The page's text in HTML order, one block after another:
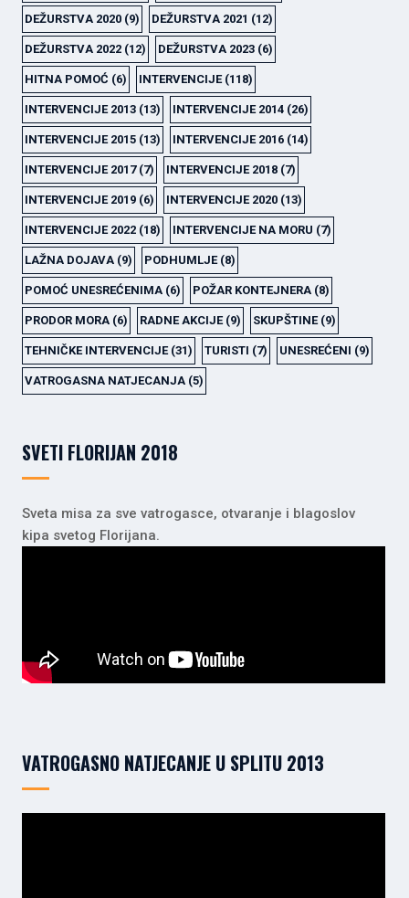
DEŽURSTVA 2020 (9) DEŽURSTVA 2021 (12)
DEŽURSTVA 2022 (12) DEŽURSTVA 2023 (6)
HITNA POMOĆ (6) INTERVENCIJE(118)
INTERVENCIJE 2013 (13) INTERVENCIJE 2014 (26)
INTERVENCIJE 2015 (13) INTERVENCIJE 2016 (14)
INTERVENCIJE 2017(7) INTERVENCIJE 2018 (7)
INTERVENCIJE 2019 (6) INTERVENCIJE 2020 (13)
INTERVENCIJE 2022 (18) INTERVENCIJE NA MORU (7)
LAŽNA DOJAVA (9) PODHUMLJE(8)
POMOĆ UNESREĆENIMA (6) POŽAR KONTEJNERA (8)
PRODOR MORA (6) RADNE AKCIJE(9) SKUPŠTINE(9)
TEHNIČKE INTERVENCIJE(31) TURISTI (7) UNESREĆENI (9)
VATROGASNA NATJECANJA (5)
SVETI FLORIJAN 2018
Sveta misa za sve vatrogasce, otvaranje i blagoslov
kipa svetog Florijana.
VATROGASNO NATJECANJE U SPLITU 2013